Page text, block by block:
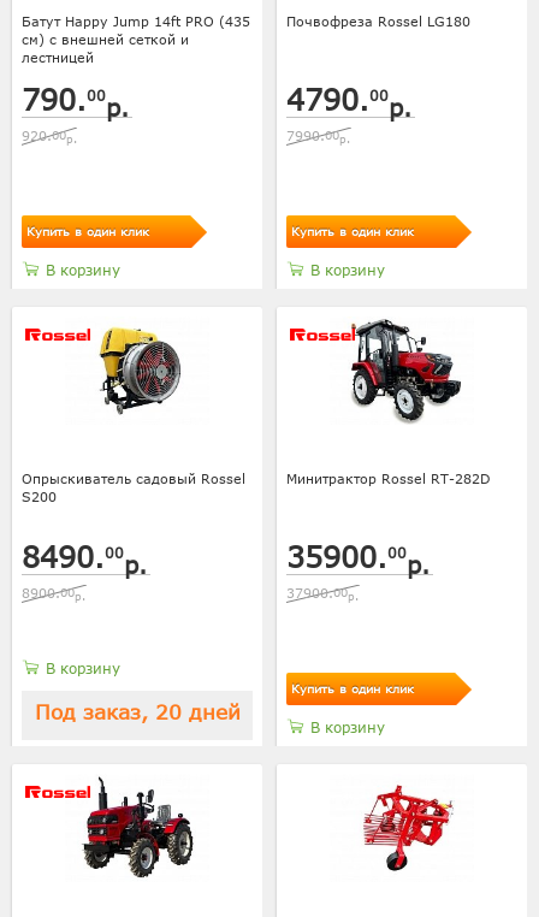
Батут Happy Jump 14ft PRO (435
см) с внешней сеткой и
лестницей
790.00р.
920.00р.
Купить в один клик
В корзину
Почвофреза Rossel LG180
4790.00р.
7990.00р.
Купить в один клик
В корзину
Опрыскиватель садовый Rossel
S200
8490.00р.
8900.00р.
В корзину
Под заказ, 20 дней
Минитрактор Rossel RT-282D
35900.00р.
37900.00р.
Купить в один клик
В корзину